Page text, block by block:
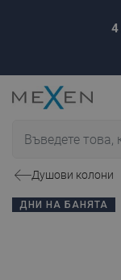
4
Душови колони
ДНИ НА БАНЯТА